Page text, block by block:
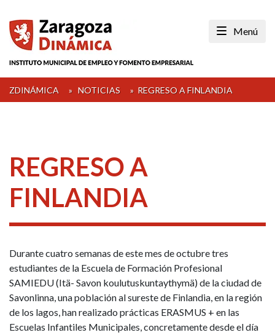
content
Menú
ZDINÁMICA » NOTICIAS » REGRESO A FINLANDIA
REGRESO A
FINLANDIA
Durante cuatro semanas de este mes de octubre tres
estudiantes de la Escuela de Formación Profesional
SAMIEDU (Itä- Savon koulutuskuntaythymä) de la ciudad de
Savonlinna, una población al sureste de Finlandia, en la región
de los lagos, han realizado prácticas ERASMUS + en las
Escuelas Infantiles Municipales, concretamente desde el día